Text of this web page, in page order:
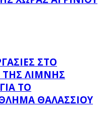
ΣΤΟ
ΛΊΜΝΗΣ
ΤΟ
ΘΑΛΆΣΣΙΟΥ